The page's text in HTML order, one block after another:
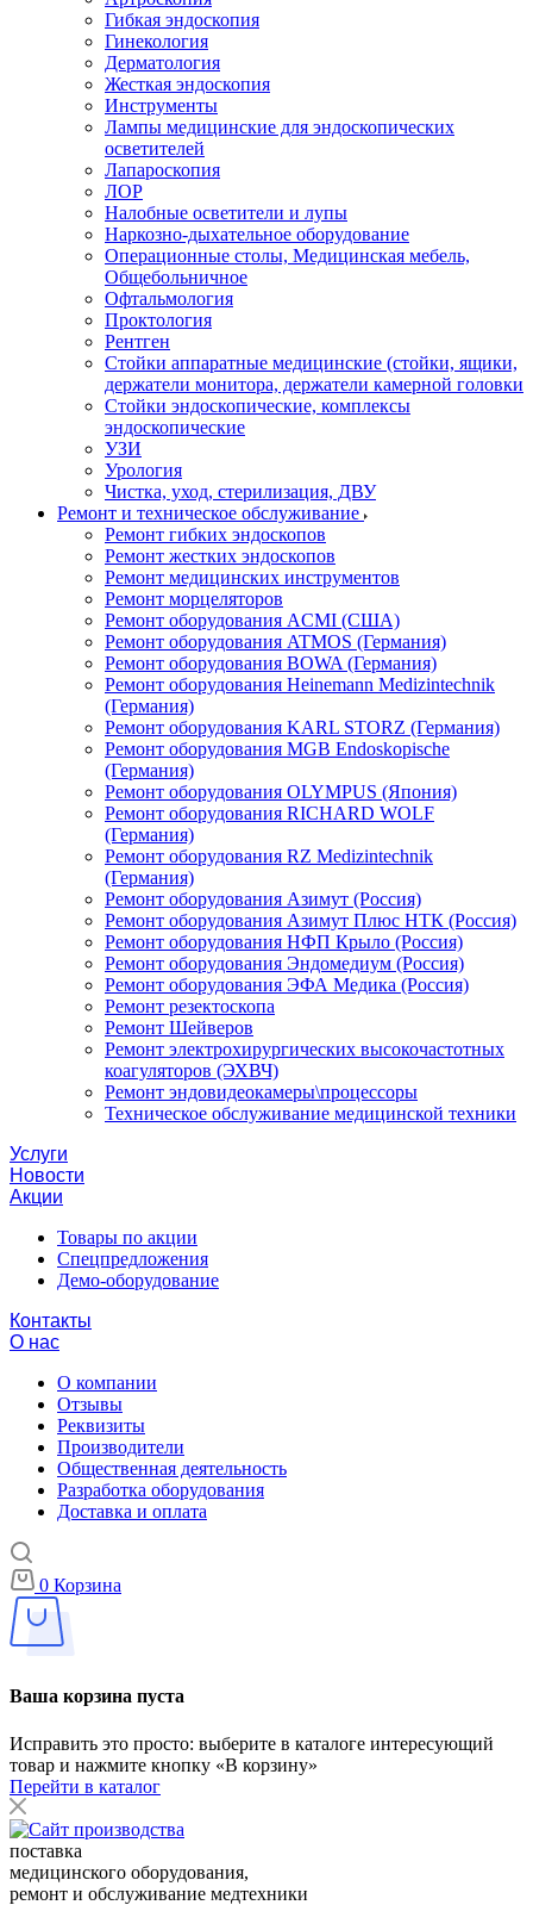
Гибкая эндоскопия
Гинекология
Дерматология
Жесткая эндоскопия
Инструменты
Лампы медицинские для эндоскопических
осветителей
Лапароскопия
ЛОР
Налобные осветители и лупы
Наркозно-дыхательное оборудование
Операционные столы, Медицинская мебель,
Общебольничное
Офтальмология
Проктология
Рентген
Стойки аппаратные медицинские (стойки, ящики,
держатели монитора, держатели камерной головки
Стойки эндоскопические, комплексы
эндоскопические
УЗИ
Урология
Чистка, уход, стерилизация, ДВУ
Ремонт и техническое обслуживание
Ремонт гибких эндоскопов
Ремонт жестких эндоскопов
Ремонт медицинских инструментов
Ремонт морцеляторов
Ремонт оборудования ACMI (США)
Ремонт оборудования ATMOS (Германия)
Ремонт оборудования BOWA (Германия)
Ремонт оборудования Heinemann Medizintechnik
(Германия)
Ремонт оборудования KARL STORZ (Германия)
Ремонт оборудования MGB Endoskopische
(Германия)
Ремонт оборудования OLYMPUS (Япония)
Ремонт оборудования RICHARD WOLF
(Германия)
Ремонт оборудования RZ Medizintechnik
(Германия)
Ремонт оборудования Азимут (Россия)
Ремонт оборудования Азимут Плюс НТК (Россия)
Ремонт оборудования НФП Крыло (Россия)
Ремонт оборудования Эндомедиум (Россия)
Ремонт оборудования ЭФА Медика (Россия)
Ремонт резектоскопа
Ремонт Шейверов
Ремонт электрохирургических высокочастотных
коагуляторов (ЭХВЧ)
Ремонт эндовидеокамеры\процессоры
Техническое обслуживание медицинской техники
Услуги
Новости
Акции
Товары по акции
Спецпредложения
Демо-оборудование
Контакты
О нас
О компании
Отзывы
Реквизиты
Производители
Общественная деятельность
Разработка оборудования
Доставка и оплата
0 Корзина
Ваша корзина пуста
Исправить это просто: выберите в каталоге интересующий
товар и нажмите кнопку «В корзину»
Перейти в каталог
поставка
медицинского оборудования,
ремонт и обслуживание медтехники